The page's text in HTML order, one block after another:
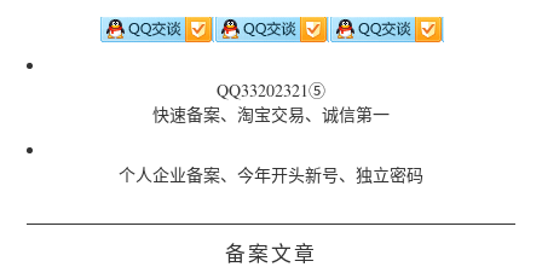
QQ33202321⑤
快速备案、淘宝交易、诚信第一
个人企业备案、今年开头新号、独立密码
备案文章